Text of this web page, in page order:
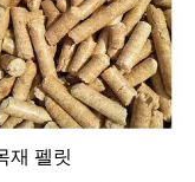
재 펠릿